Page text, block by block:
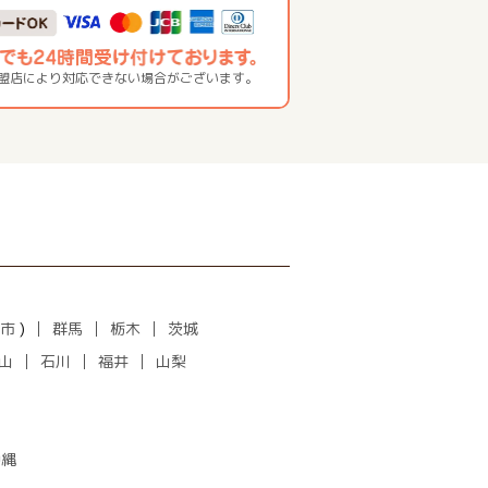
により対応できない場合がございます。
) 群馬 栃木
茨城
石川 福井 山梨